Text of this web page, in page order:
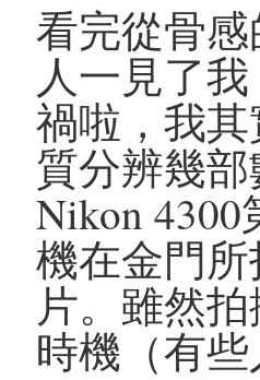
看完從骨
人一見了
禍啦，我
質分辨幾
Nikon
機在金門
片。雖然
時機（有